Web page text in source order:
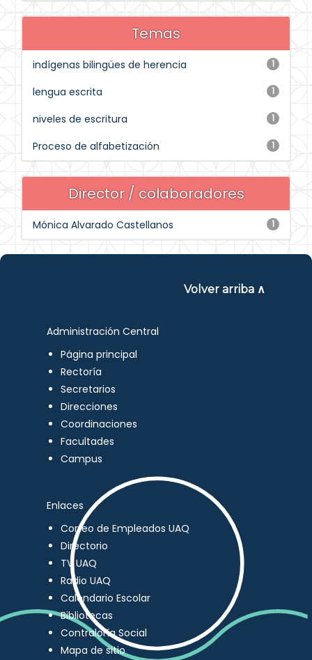
Temas
1
indígenas bilingües de herencia
1
lengua escrita
1
niveles de escritura
1
Proceso de alfabetización
Director / colaboradores
1
Mónica Alvarado Castellanos
Volver arriba ∧
Administración Central
Página principal
Rectoría
Secretarios
Direcciones
Coordinaciones
Facultades
Campus
Enlaces
Correo de Empleados UAQ
Directorio
TV UAQ
Radio UAQ
Calendario Escolar
Bibliotecas
Contraloría Social
Mapa de sitio